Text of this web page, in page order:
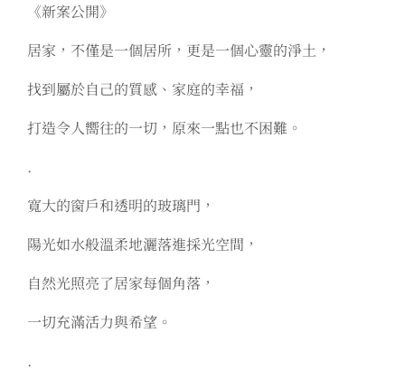
《新案公開》
居家，不僅是一個居所，更是一個心靈的淨土，
找到屬於自己的質感、家庭的幸福，
打造令人嚮往的一切，原來一點也不困難。
.
寬大的窗戶和透明的玻璃門，
陽光如水般溫柔地灑落進採光空間，
自然光照亮了居家每個角落，
一切充滿活力與希望。
.